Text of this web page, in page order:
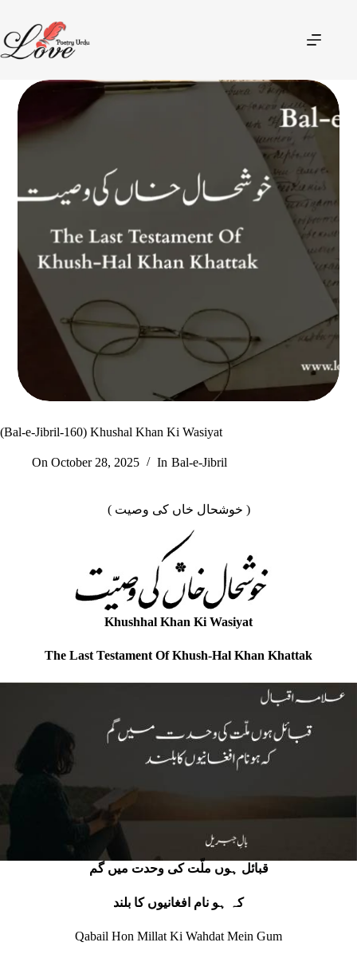
(Bal-e-Jibril-160) Khushal Khan Ki Wasiyat
On October 28, 2025 In Bal-e-Jibril
( خوشحال خاں کی وصیت )
Khushhal Khan Ki Wasiyat
The Last Testament Of Khush‐Hal Khan Khattak
قبائل ہوں ملّت کی وحدت میں گم
کہ ہو نام افغانیوں کا بلند
Qabail Hon Millat Ki Wahdat Mein Gum